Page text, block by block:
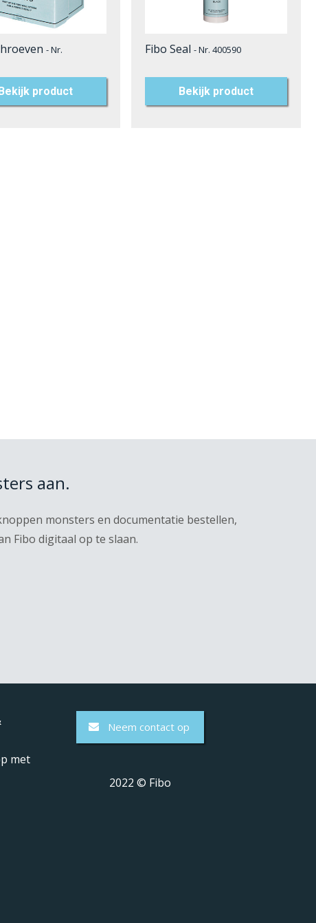
- Nr.
product
Fibo Seal - Nr. 400590
Bekijk product
aan.
monsters en documentatie bestellen,
Fibo digitaal op te slaan.
met
Neem contact op
2022 © Fibo